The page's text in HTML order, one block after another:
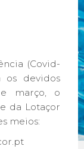
(Covid-
os devidos
março, o
da Lotaçor
meios: